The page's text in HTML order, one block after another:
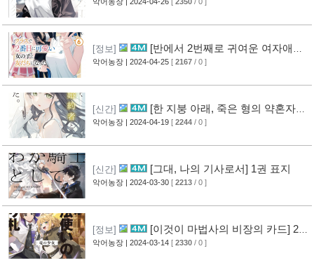
[정보]
[반에서 2번째로 귀여운 여자애와
친구가 되었다] 6권 표지
악어농장 | 2024-04-25 [ 2167 / 0 ]
[신간]
[한 지붕 아래, 죽은 형의 약혼자와
사랑을 했다.] 1권 표지
악어농장 | 2024-04-19 [ 2244 / 0 ]
[신간] [그대, 나의 기사로서] 1권 표지
악어농장 | 2024-03-30 [ 2213 / 0 ]
[정보]
[이것이 마법사의 비장의 카드] 2권
표지
악어농장 | 2024-03-14 [ 2330 / 0 ]